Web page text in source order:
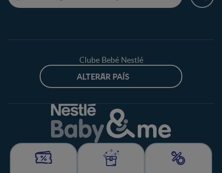
Clube Bebé Nestlé
ALTERAR PAÍS